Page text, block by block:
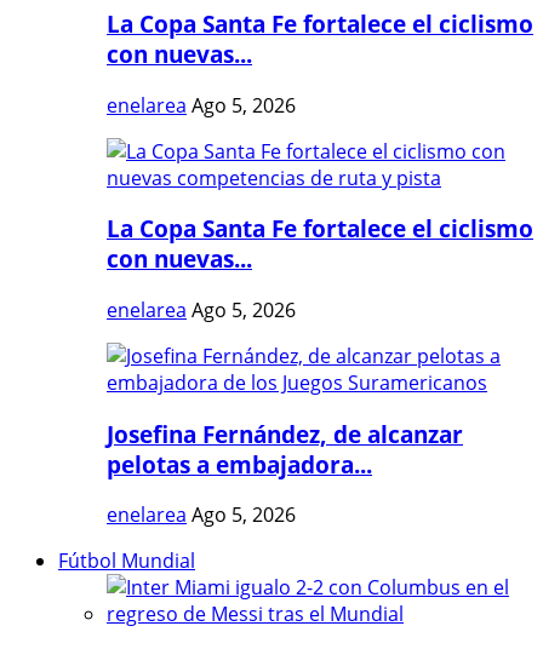
La Copa Santa Fe fortalece el ciclismo
con nuevas...
enelarea Ago 5, 2026
La Copa Santa Fe fortalece el ciclismo
con nuevas...
enelarea Ago 5, 2026
Josefina Fernández, de alcanzar
pelotas a embajadora...
enelarea Ago 5, 2026
Fútbol Mundial